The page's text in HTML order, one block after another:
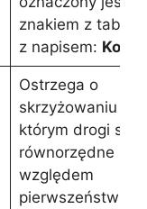
znakiem z
z napisem:
Ostrzega o
skrzyżowaniu ,
którym drogi są
równorzędne pod
względem
pierwszeństwa